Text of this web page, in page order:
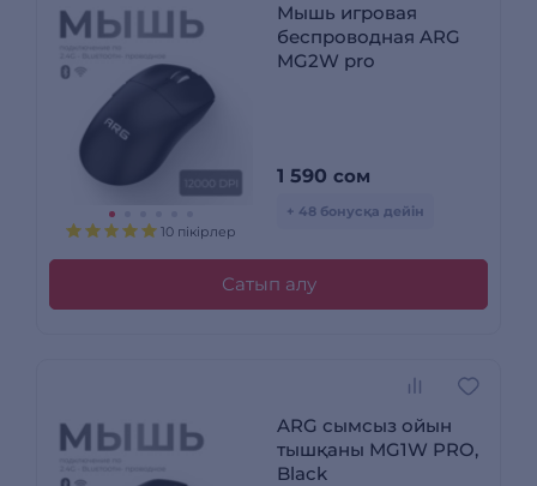
10 пікірлер
Мышь игровая
беспроводная ARG
MG2W pro
1 590 сом
+ 48 бонусқа дейін
Сатып алу
ARG сымсыз ойын
тышқаны MG1W PRO,
Black